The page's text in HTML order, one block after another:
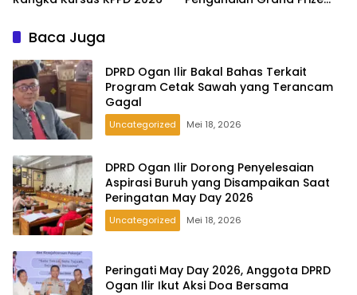
Baca Juga
DPRD Ogan Ilir Bakal Bahas Terkait
Program Cetak Sawah yang Terancam
Gagal
Uncategorized Mei 18, 2026
DPRD Ogan Ilir Dorong Penyelesaian
Aspirasi Buruh yang Disampaikan Saat
Peringatan May Day 2026
Uncategorized Mei 18, 2026
Peringati May Day 2026, Anggota DPRD
Ogan Ilir Ikut Aksi Doa Bersama